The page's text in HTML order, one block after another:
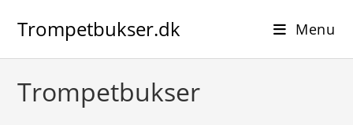
Trompetbukser.dk Menu
Trompetbukser